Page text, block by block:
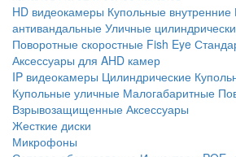
HD видеокамеры Купольные внутренние
антивандальные Уличные
Поворотные скоростные Fish Eye
Аксессуары для AHD камер
IP видеокамеры Цилиндрические
Купольные уличные Малогабаритные
Взрывозащищенные Аксессуары
Жесткие диски
Микрофоны